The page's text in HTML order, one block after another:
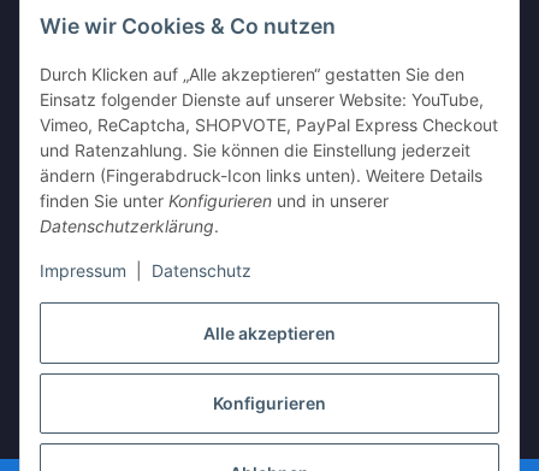
Alle akzeptieren
Konfigurieren
Wie wir Cookies & Co nutzen
Durch Klicken auf „Alle akzeptieren“ gestatten Sie den
Einsatz folgender Dienste auf unserer Website: YouTube,
Vimeo, ReCaptcha, SHOPVOTE, PayPal Express Checkout
und Ratenzahlung. Sie können die Einstellung jederzeit
ändern (Fingerabdruck-Icon links unten). Weitere Details
finden Sie unter Konfigurieren und in unserer
Datenschutzerklärung.
Impressum Datenschutz
* Alle Preise inkl. gesetzlicher USt., zzgl.Versand